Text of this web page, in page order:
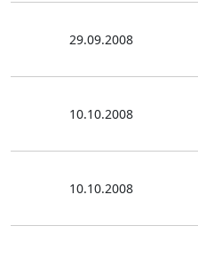
29.09.2008
10.10.2008
10.10.2008